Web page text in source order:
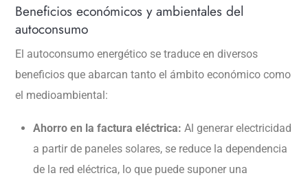
Beneficios económicos y ambientales del
autoconsumo
El autoconsumo energético se traduce en diversos
beneficios que abarcan tanto el ámbito económico como
el medioambiental:
Ahorro en la factura eléctrica: Al generar electricidad
a partir de paneles solares, se reduce la dependencia
de la red eléctrica, lo que puede suponer una